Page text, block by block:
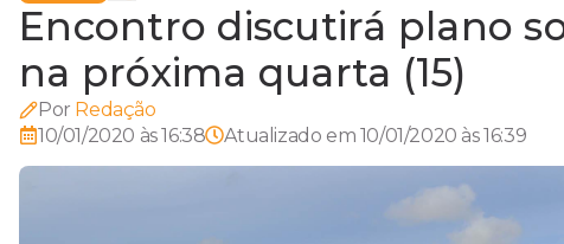
Encontro discutirá plano
na próxima quarta (15)
Por Redação
10/01/2020 às 16:38
Atualizado em 10/01/2020 às 16:39